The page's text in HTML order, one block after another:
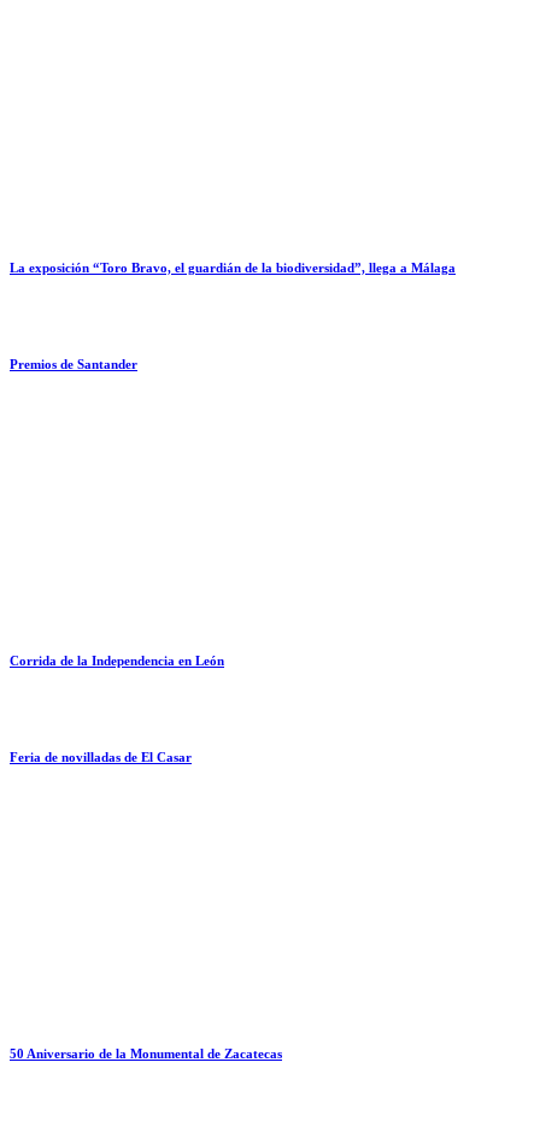
Corrida de la Independencia en León
Feria de novilladas de El Casar
Feria de Alcalá de Henares